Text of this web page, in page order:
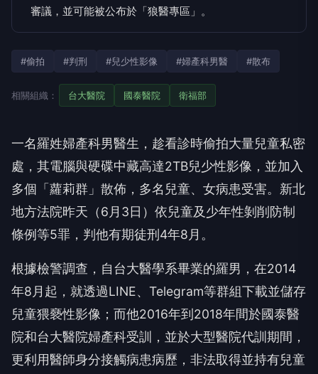
審議，並可能被公布於「狼醫專區」。
#偷拍 #判刑 #兒少性影像 #婦產科男醫 #散布
相關組織： 台大醫院 國泰醫院 衛福部
一名羅姓婦產科男醫生，趁看診時偷拍大量兒童私密
處，其電腦與硬碟中藏高達2TB兒少性影像，並加入
多個「蘿莉群」散佈，多名兒童、女病患受害。新北
地方法院昨天（6月3日）依兒童及少年性剝削防制
條例等5罪，判他有期徒刑4年8月。
根據檢警調查，自台大醫學系畢業的羅男，在2014
年8月起，就透過LINE、Telegram等群組下載並儲存
兒童猥褻性影像；而他2016年到2018年間於國泰醫
院和台大醫院婦產科受訓，並於大型醫院代訓期間，
更利用醫師身分接觸病患病歷，非法取得並持有兒童